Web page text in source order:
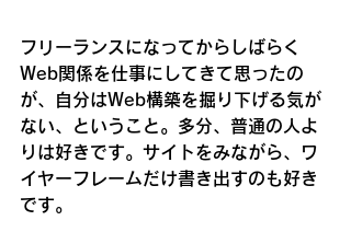
フリーランスになってからしばらく
Web関係を仕事にしてきて思ったの
が、自分はWeb構築を掘り下げる気が
ない、ということ。多分、普通の人よ
りは好きです。サイトをみながら、ワ
イヤーフレームだけ書き出すのも好き
です。